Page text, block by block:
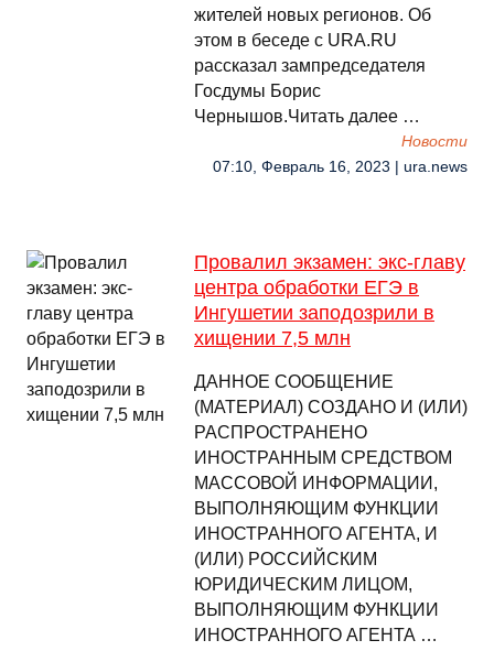
жителей новых регионов. Об
этом в беседе с URA.RU
рассказал зампредседателя
Госдумы Борис
Чернышов.Читать далее …
Новости
07:10, Февраль 16, 2023 | ura.news
Провалил экзамен: экс-главу
центра обработки ЕГЭ в
Ингушетии заподозрили в
хищении 7,5 млн
ДАННОЕ СООБЩЕНИЕ
(МАТЕРИАЛ) СОЗДАНО И (ИЛИ)
РАСПРОСТРАНЕНО
ИНОСТРАННЫМ СРЕДСТВОМ
МАССОВОЙ ИНФОРМАЦИИ,
ВЫПОЛНЯЮЩИМ ФУНКЦИИ
ИНОСТРАННОГО АГЕНТА, И
(ИЛИ) РОССИЙСКИМ
ЮРИДИЧЕСКИМ ЛИЦОМ,
ВЫПОЛНЯЮЩИМ ФУНКЦИИ
ИНОСТРАННОГО АГЕНТА …